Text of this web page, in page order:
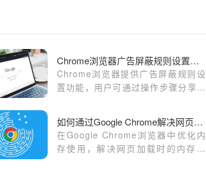
Chrome浏览器广告屏蔽规则设置操作步骤分享
Chrome浏览器提供广告屏蔽规则设
置功能，用户可通过操作步骤分享优
如何通过Google Chrome解决网页加载时的内存问题
在Google Chrome浏览器中优化内
存使用，解决网页加载时的内存问